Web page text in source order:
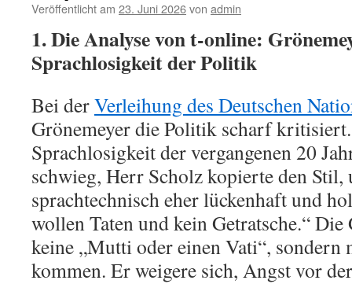
Veröffentlicht am 23. Juni 2026von admin
1. Die Analyse von t-online:
Sprachlosigkeit der Politik
Bei derVerleihung des Deutschen
Grönemeyer die Politik scharf
Sprachlosigkeit der vergangenen 20
schwieg, Herr Scholz kopierte den Stil,
sprachtechnisch eher lückenhaft und
wollen Taten und kein Getratsche.“ Die
keine „Mutti oder einen Vati“, sondern
kommen. Er weigere sich, Angst vor